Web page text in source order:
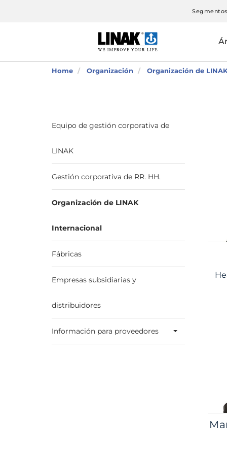
Home Organización Organización de
Equipo de gestión corporativa de
LINAK
Gestión corporativa de RR. HH.
Organización de LINAK
Internacional
Fábricas
Empresas subsidiarias y
distribuidores
Información para proveedores